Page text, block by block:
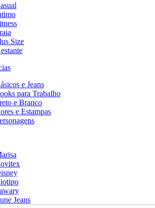
Size
e Jeans
para Trabalho
e Branco
e Estampas
Jeans